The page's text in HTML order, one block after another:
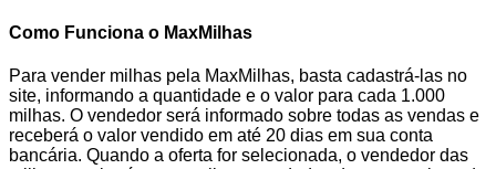
Como Funciona o MaxMilhas
Para vender milhas pela MaxMilhas, basta cadastrá-las no
site, informando a quantidade e o valor para cada 1.000
milhas. O vendedor será informado sobre todas as vendas e
receberá o valor vendido em até 20 dias em sua conta
bancária. Quando a oferta for selecionada, o vendedor das